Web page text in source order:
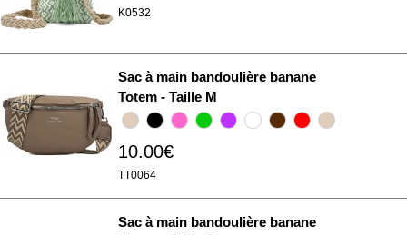
K0532
Sac à main bandoulière banane
Totem - Taille M
10.00€
TT0064
Sac à main bandoulière banane